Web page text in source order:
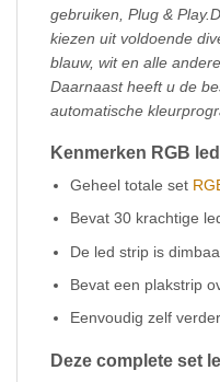
gebruiken, Plug &
kiezen uit voldoende
blauw, wit en alle
Daarnaast heeft u de
automatische
Kenmerken RGB
Geheel totale set
Bevat 30 krachtige
De led strip is
Bevat een plakstrip
Eenvoudig zelf
Deze complete set